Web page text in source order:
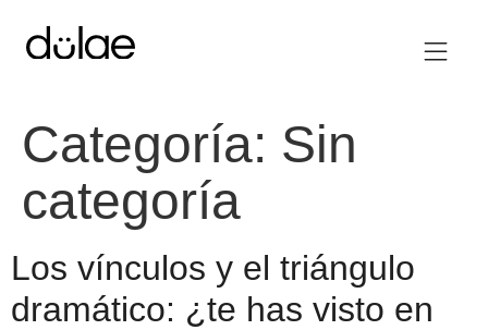
Categoría: Sin
categoría
Los vínculos y el triángulo
dramático: ¿te has visto en